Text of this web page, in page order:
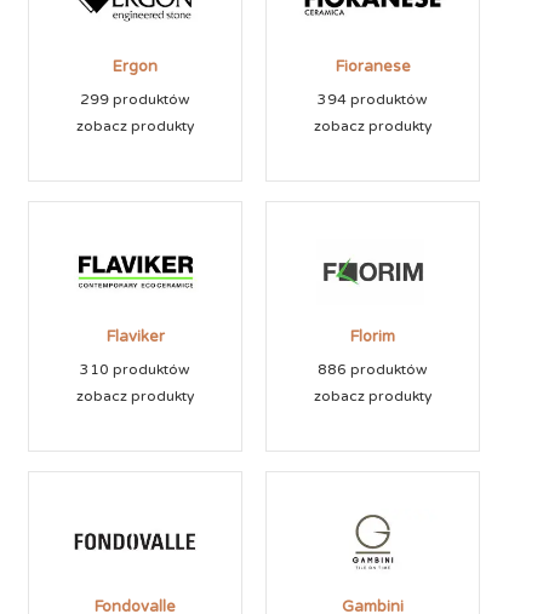
Ergon
299 produktów
zobacz produkty
Fioranese
394 produktów
zobacz produkty
Flaviker
310 produktów
zobacz produkty
Florim
886 produktów
zobacz produkty
Fondovalle Gambini